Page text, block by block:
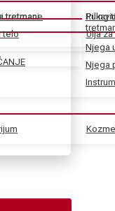
tretmane
Njega
Njega
tretmani
telo
Piling
Ulja